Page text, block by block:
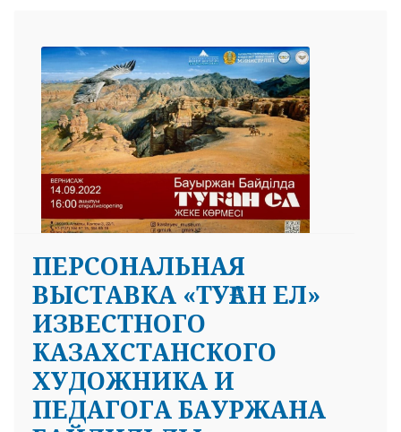
ПЕРСОНАЛЬНАЯ
ВЫСТАВКА «ТУҒАН ЕЛ»
ИЗВЕСТНОГО
КАЗАХСТАНСКОГО
ХУДОЖНИКА И
ПЕДАГОГА БАУРЖАНА